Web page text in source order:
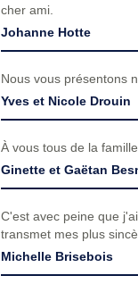
cher ami.
Johanne Hotte
Nous vous présentons
Yves et Nicole Drouin
À vous tous de la
Ginette et Gaëtan
C'est avec peine que
transmet mes plus
Michelle Brisebois